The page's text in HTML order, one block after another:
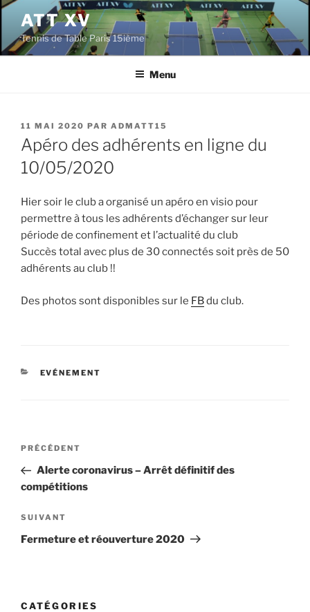
Aller
contenu
principal
ATT XV
Tennis de Table Paris 15ième
Menu
PUBLIÉ
LE
11 MAI 2020 PAR ADMATT15
Apéro des adhérents en ligne du
10/05/2020
Hier soir le club a organisé un apéro en visio pour
permettre à tous les adhérents d’échanger sur leur
période de confinement et l’actualité du club
Succès total avec plus de 30 connectés soit près de 50
adhérents au club !!
Des photos sont disponibles sur le FBdu club.
CATÉGORIES
EVÉNEMENT
Navigation
l’article
Article
précédent
PRÉCÉDENT
Alerte coronavirus – Arrêt définitif des
compétitions
Article
suivant
SUIVANT
Fermeture et réouverture 2020
CATÉGORIES